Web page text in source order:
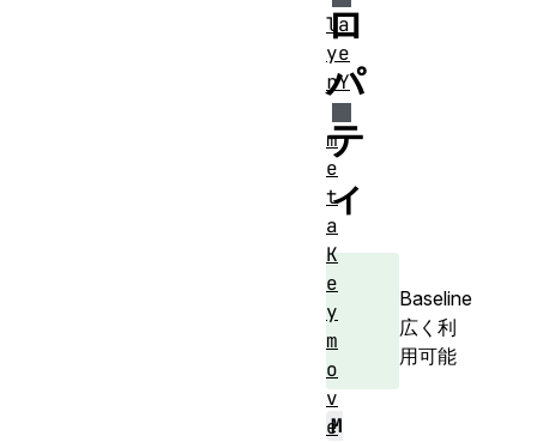
ロ
パ
テ
ィ
Baseline
広く利
用可能
M
la
ye
rY
m
e
t
a
K
e
y
m
o
v
e